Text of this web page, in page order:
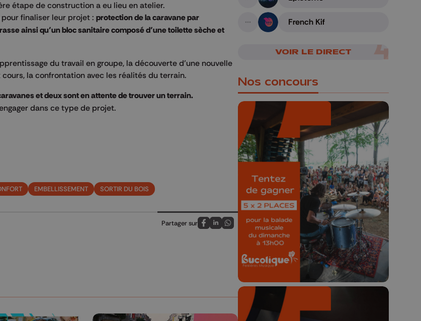
étape de construction a eu lieu en atelier.
finaliser leur projet : protection de la caravane par
ainsi qu’un bloc sanitaire composé d’une toilette sèche et
du travail en groupe, la découverte d’une nouvelle
la confrontation avec les réalités du terrain.
et deux sont en attente de trouver un terrain.
dans ce type de projet.
EMBELLISSEMENT SORTIR DU BOIS
Partager sur
Partagez sur FaceBook
Partagez sur LinkedIn
Partagez sur Whatsapp
A suivre
A suivre
French Kif
VOIR LE DIRECT
Nos concours
🎁 Gagnez 5x2
places pour le
Bucolique Ferrières
Festival 🌿🎶
Concours valable jusqu'au 9 août,
23h59.